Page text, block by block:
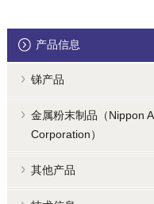
产品信息
锑产品
金属粉末制品（Nippon
Corporation）
其他产品